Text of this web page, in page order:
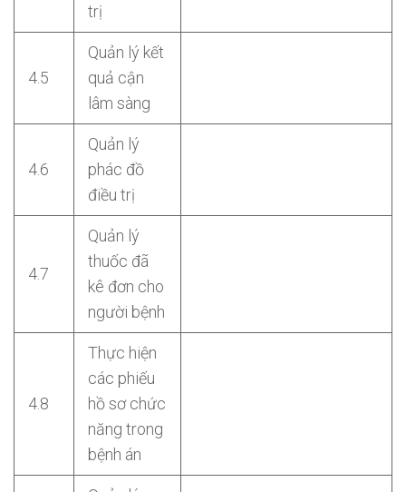
trị
4.5
Quản lý kết
quả cận
lâm sàng
4.6
Quản lý
phác đồ
điều trị
4.7
Quản lý
thuốc đã
kê đơn cho
người bệnh
4.8
Thực hiện
các phiếu
hồ sơ chức
năng trong
bệnh án